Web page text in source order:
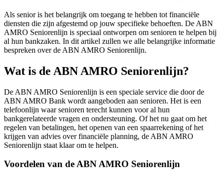
Als senior is het belangrijk om toegang te hebben tot financiële
diensten die zijn afgestemd op jouw specifieke behoeften. De ABN
AMRO Seniorenlijn is speciaal ontworpen om senioren te helpen bij
al hun bankzaken. In dit artikel zullen we alle belangrijke informatie
bespreken over de ABN AMRO Seniorenlijn.
Wat is de ABN AMRO Seniorenlijn?
De ABN AMRO Seniorenlijn is een speciale service die door de
ABN AMRO Bank wordt aangeboden aan senioren. Het is een
telefoonlijn waar senioren terecht kunnen voor al hun
bankgerelateerde vragen en ondersteuning. Of het nu gaat om het
regelen van betalingen, het openen van een spaarrekening of het
krijgen van advies over financiële planning, de ABN AMRO
Seniorenlijn staat klaar om te helpen.
Voordelen van de ABN AMRO Seniorenlijn